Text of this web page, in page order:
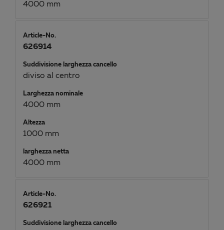
4000 mm
Article-No.
626914
Suddivisione larghezza cancello
diviso al centro
Larghezza nominale
4000 mm
Altezza
1000 mm
larghezza netta
4000 mm
Article-No.
626921
Suddivisione larghezza cancello